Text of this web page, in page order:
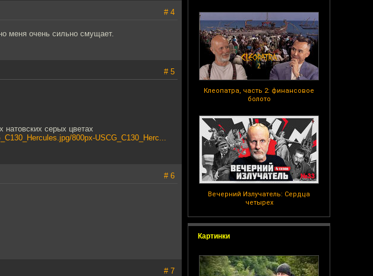
Клеопатра, часть 2: финансовое
болото
Вечерний Излучатель: Сердца
четырех
Картинки
# 4
меня очень сильно смущает.
# 5
серых цветах
800px-USCG_C130_Herc...
# 6
# 7